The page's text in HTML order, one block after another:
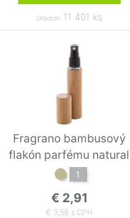
Skladom 11 401 ks
Fragrano bambusový
flakón parfému natural
1
€ 2,91
€ 3,58 s DPH